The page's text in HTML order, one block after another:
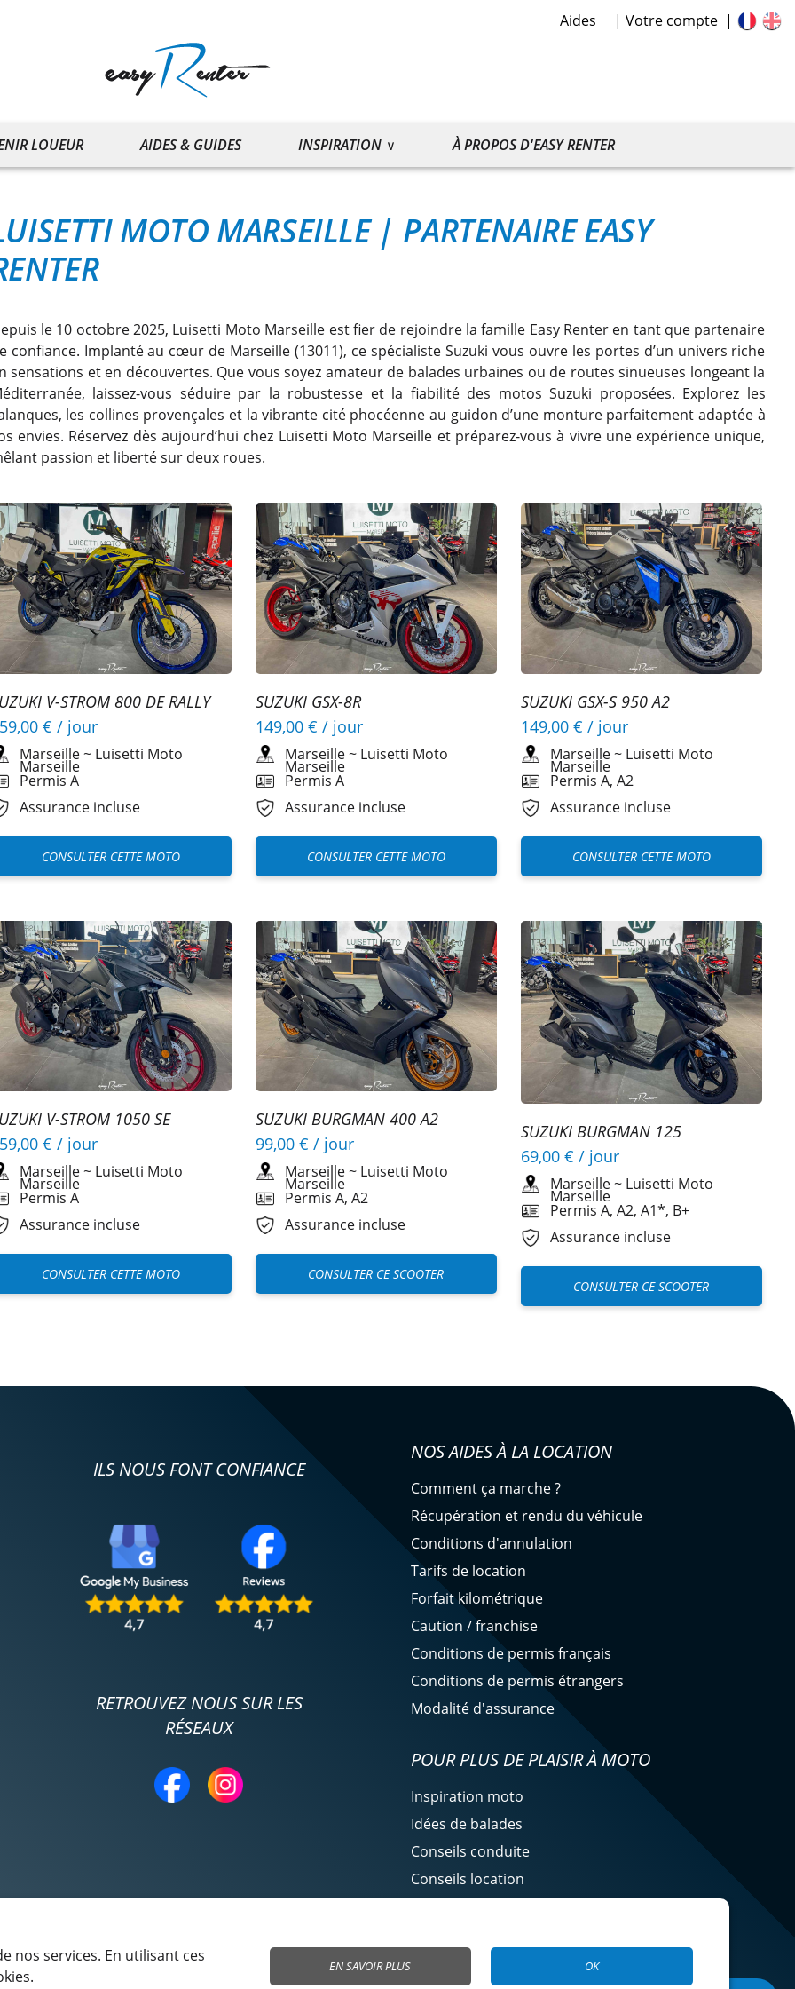
Aides Votre compte
LOUEUR AIDES & GUIDES INSPIRATION À PROPOS D'EASY RENTER
MOTO MARSEILLE | PARTENAIRE EASY
le 10 octobre 2025, Luisetti Moto Marseille est fier de rejoindre la famille Easy Renter en tant que partenaire
confiance. Implanté au cœur de Marseille (13011), ce spécialiste Suzuki vous ouvre les portes d’un univers riche
sensations et en découvertes. Que vous soyez amateur de balades urbaines ou de routes sinueuses longeant la
laissez-vous séduire par la robustesse et la fiabilité des motos Suzuki proposées. Explorez les
les collines provençales et la vibrante cité phocéenne au guidon d’une monture parfaitement adaptée à
envies. Réservez dès aujourd’hui chez Luisetti Moto Marseille et préparez-vous à vivre une expérience unique,
passion et liberté sur deux roues.
V-STROM 800 DE RALLY
€ / jour
Marseille~ Luisetti Moto
Marseille
Permis A
Assurance incluse
CONSULTER CETTE MOTO
SUZUKI GSX-8R
149,00 € / jour
Marseille~ Luisetti Moto
Marseille
Permis A
Assurance incluse
CONSULTER CETTE MOTO
SUZUKI GSX-S 950 A2
149,00 € / jour
Marseille~ Luisetti Moto
Marseille
Permis A, A2
Assurance incluse
CONSULTER CETTE MOTO
V-STROM 1050 SE
€ / jour
Marseille~ Luisetti Moto
Marseille
Permis A
Assurance incluse
CONSULTER CETTE MOTO
SUZUKI BURGMAN 400 A2
99,00 € / jour
Marseille~ Luisetti Moto
Marseille
Permis A, A2
Assurance incluse
CONSULTER CE SCOOTER
SUZUKI BURGMAN 125
69,00 € / jour
Marseille~ Luisetti Moto
Marseille
Permis A, A2, A1*, B+
Assurance incluse
CONSULTER CE SCOOTER
ILS NOUS FONT CONFIANCE
RETROUVEZ NOUS SUR LES
RÉSEAUX
NOS AIDES À LA LOCATION
Comment ça marche ?
Récupération et rendu du véhicule
Conditions d'annulation
Tarifs de location
Forfait kilométrique
Caution / franchise
Conditions de permis français
Conditions de permis étrangers
Modalité d'assurance
POUR PLUS DE PLAISIR À MOTO
Inspiration moto
Idées de balades
Conseils conduite
Conseils location
nos services. En utilisant ces
EN SAVOIR PLUS OK